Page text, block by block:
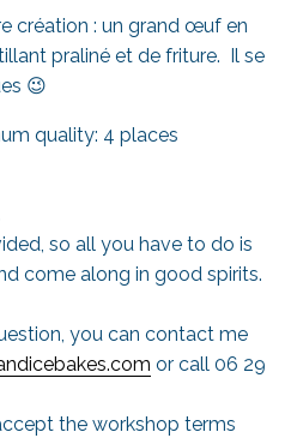
création : un grand œuf en
praliné et de friture. Il se
😉
quality: 4 places
so all you have to do is
come along in good spirits.
you can contact me
or call 06 29
the workshop terms